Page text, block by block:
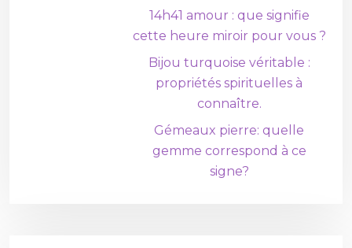
14h41 amour : que signifie
cette heure miroir pour vous ?
Bijou turquoise véritable :
propriétés spirituelles à
connaître.
Gémeaux pierre: quelle
gemme correspond à ce
signe?